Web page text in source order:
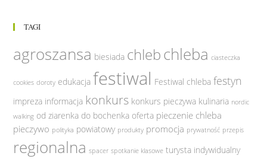
TAGI
agroszansa biesiada chlebchleba ciasteczka
cookies doroty edukacja festiwal Festiwal chleba festyn
impreza informacja konkurs konkurs pieczywa kulinaria nordic
walking od ziarenka do bochenka oferta pieczenie chleba
pieczywo polityka powiatowy produkty promocja prywatność przepis
regionalna spacer spotkanie klasowe turysta indywidualny